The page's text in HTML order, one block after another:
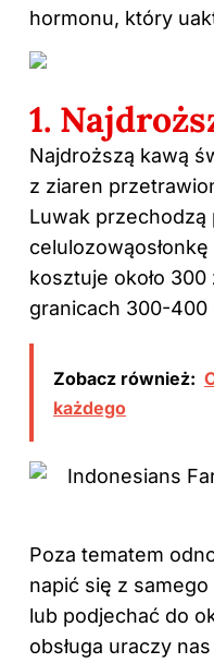
hormonu, który
1.
Najdroższą kawą
z ziaren
Luwak przechodzą
kosztuje około
granicach 300-400
Zobacz również:
każdego
Poza tematem
napić się z
lub podjechać do
obsługa uraczy